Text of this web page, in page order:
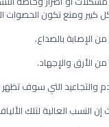
كبير ومنع تكون الحصوات
الإصابة بالصداع.
الأرق والإجهاد.
والتجاعيد التي سوف
إن النسب العالية لتلك